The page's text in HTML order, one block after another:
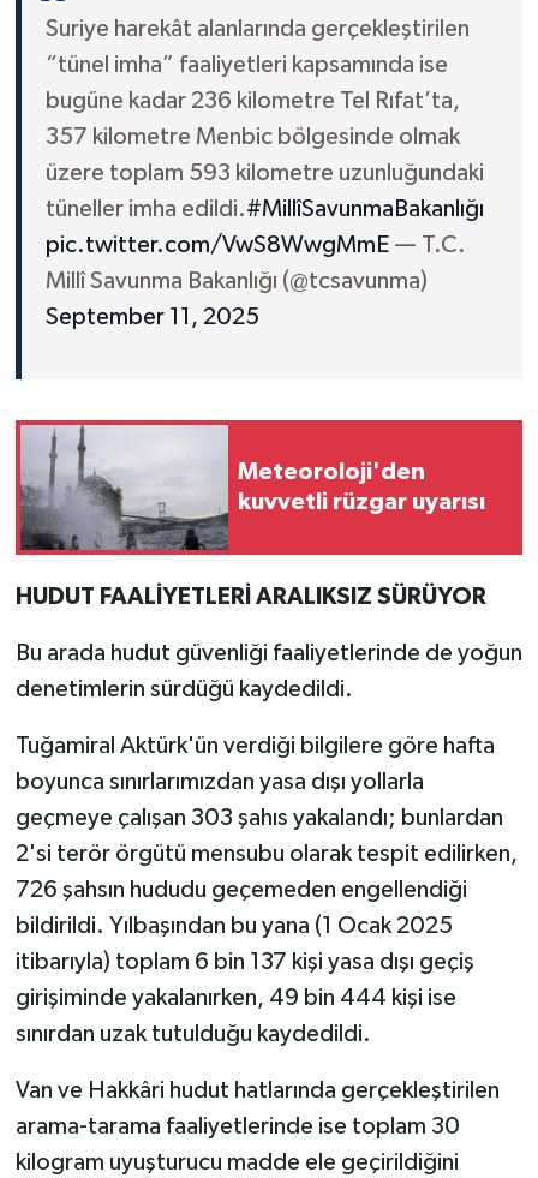
Suriye harekât alanlarında gerçekleştirilen
“tünel imha” faaliyetleri kapsamında ise
bugüne kadar 236 kilometre Tel Rıfat’ta,
357 kilometre Menbic bölgesinde olmak
üzere toplam 593 kilometre uzunluğundaki
tüneller imha edildi.#MillîSavunmaBakanlığı
pic.twitter.com/VwS8WwgMmE— T.C.
Millî Savunma Bakanlığı (@tcsavunma)
September 11, 2025
Meteoroloji'den
kuvvetli rüzgar uyarısı
HUDUT FAALİYETLERİ ARALIKSIZ SÜRÜYOR
Bu arada hudut güvenliği faaliyetlerinde de yoğun
denetimlerin sürdüğü kaydedildi.
Tuğamiral Aktürk'ün verdiği bilgilere göre hafta
boyunca sınırlarımızdan yasa dışı yollarla
geçmeye çalışan 303 şahıs yakalandı; bunlardan
2'si terör örgütü mensubu olarak tespit edilirken,
726 şahsın hududu geçemeden engellendiği
bildirildi. Yılbaşından bu yana (1 Ocak 2025
itibarıyla) toplam 6 bin 137 kişi yasa dışı geçiş
girişiminde yakalanırken, 49 bin 444 kişi ise
sınırdan uzak tutulduğu kaydedildi.
Van ve Hakkâri hudut hatlarında gerçekleştirilen
arama-tarama faaliyetlerinde ise toplam 30
kilogram uyuşturucu madde ele geçirildiğini